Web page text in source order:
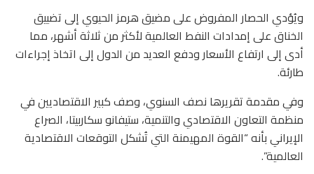
ويُؤدي الحصار المفروض على مضيق هرمز الحيوي إلى تضييق
الخناق على إمدادات النفط العالمية لأكثر من ثلاثة أشهر، مما
أدى إلى ارتفاع الأسعار ودفع العديد من الدول إلى اتخاذ إجراءات
طارئة.
وفي مقدمة تقريرها نصف السنوي، وصف كبير الاقتصاديين في
منظمة التعاون الاقتصادي والتنمية، ستيفانو سكاربيتا، الصراع
الإيراني بأنه “القوة المهيمنة التي تُشكل التوقعات الاقتصادية
العالمية”.